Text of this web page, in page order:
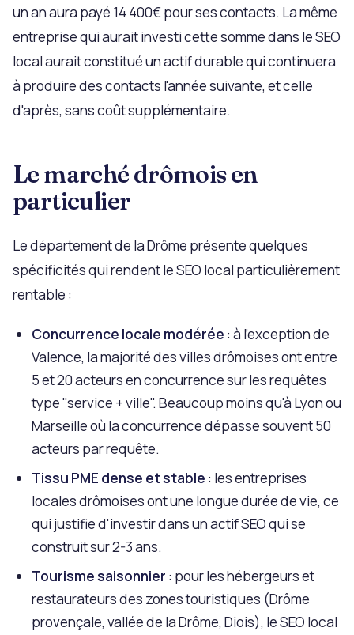
un an aura payé 14 400€ pour ses contacts. La même
entreprise qui aurait investi cette somme dans le SEO
local aurait constitué un actif durable qui continuera
à produire des contacts l'année suivante, et celle
d'après, sans coût supplémentaire.
Le marché drômois en
particulier
Le département de la Drôme présente quelques
spécificités qui rendent le SEO local particulièrement
rentable :
Concurrence locale modérée : à l'exception de
Valence, la majorité des villes drômoises ont entre
5 et 20 acteurs en concurrence sur les requêtes
type "service + ville". Beaucoup moins qu'à Lyon ou
Marseille où la concurrence dépasse souvent 50
acteurs par requête.
Tissu PME dense et stable : les entreprises
locales drômoises ont une longue durée de vie, ce
qui justifie d'investir dans un actif SEO qui se
construit sur 2-3 ans.
Tourisme saisonnier : pour les hébergeurs et
restaurateurs des zones touristiques (Drôme
provençale, vallée de la Drôme, Diois), le SEO local